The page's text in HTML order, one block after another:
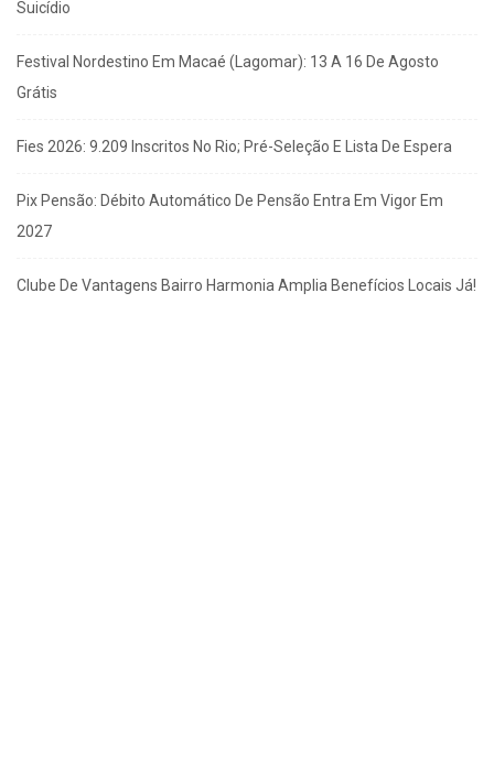
Suicídio
Festival Nordestino Em Macaé (Lagomar): 13 A 16 De Agosto
Grátis
Fies 2026: 9.209 Inscritos No Rio; Pré-Seleção E Lista De Espera
Pix Pensão: Débito Automático De Pensão Entra Em Vigor Em
2027
Clube De Vantagens Bairro Harmonia Amplia Benefícios Locais Já!